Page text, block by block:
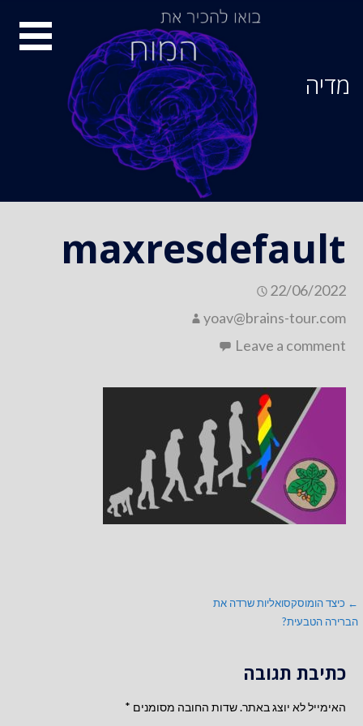
מדיה
maxresdefault
22/06/2022
yoav@brains-tour.com
Leave a comment
ניווט
← כיצד הומוסקסואליות שרדה את
הברירה הטבעית?
כתיבת תגובה
האימייל לא יוצג באתר.שדות החובה מסומנים *